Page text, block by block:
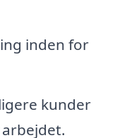
inden for
kunder